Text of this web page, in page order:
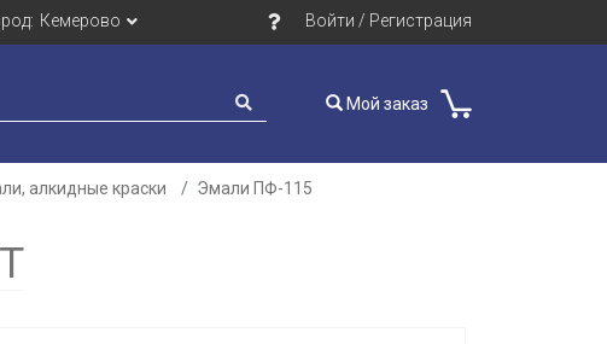
Кемерово Войти / Регистрация
Мой заказ
алкидные краски
Эмали ПФ-115